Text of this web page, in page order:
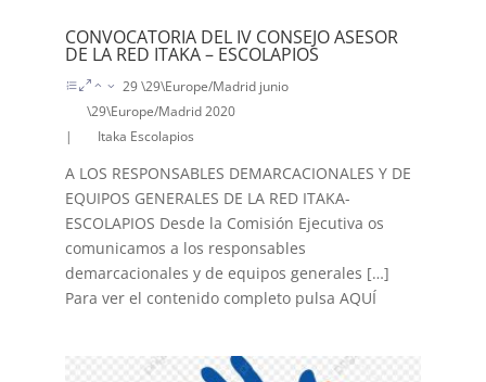
CONVOCATORIA DEL IV CONSEJO ASESOR
DE LA RED ITAKA – ESCOLAPIOS
29 \29\Europe/Madrid junio
\29\Europe/Madrid 2020
|
Itaka Escolapios
A LOS RESPONSABLES DEMARCACIONALES Y DE
EQUIPOS GENERALES DE LA RED ITAKA-
ESCOLAPIOS Desde la Comisión Ejecutiva os
comunicamos a los responsables
demarcacionales y de equipos generales […]
Para ver el contenido completo pulsa AQUÍ